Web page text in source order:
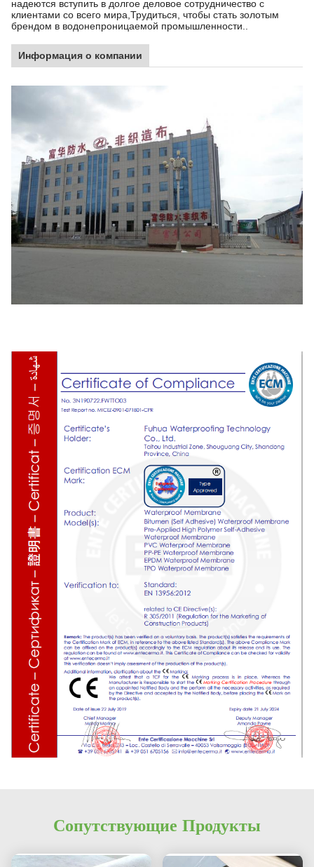
надеются вступить в долгое деловое сотрудничество с
клиентами со всего мира,Трудиться, чтобы стать золотым
брендом в водонепроницаемой промышленности..
Информация о компании
Сопутствующие Продукты